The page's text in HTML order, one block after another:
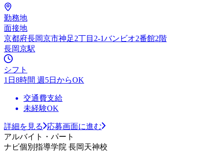
勤務地
面接地
京都府長岡京市神足2丁目2-1バンビオ2番館2階
長岡京駅
シフト
1日8時間 週5日からOK
交通費支給
未経験OK
詳細を見る
応募画面に進む
アルバイト・パート
ナビ個別指導学院 長岡天神校